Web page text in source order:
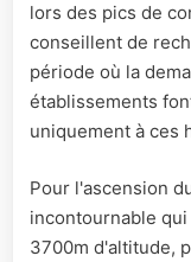
lors des pics de
conseillent de
période où la
établissements
uniquement à ces
Pour l'ascension
incontournable
3700m d'altitude,